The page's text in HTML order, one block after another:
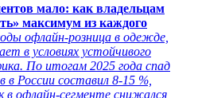
мало: как владельцам
максимум из каждого
офлайн-розница в одежде,
в условиях устойчивого
По итогам 2025 года спад
России составил 8-15 %,
в офлайн-сегменте снижался